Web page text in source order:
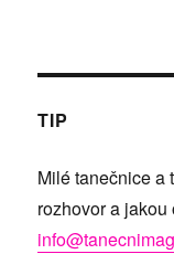
TIP
Milé tanečnice a
rozhovor a